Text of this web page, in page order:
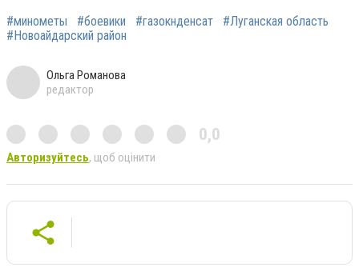
#минометы #боевики #газокнденсат
#Луганская область
#Новоайдарский район
Ольга Романова
редактор
0,0
Авторизуйтесь, щоб оцінити